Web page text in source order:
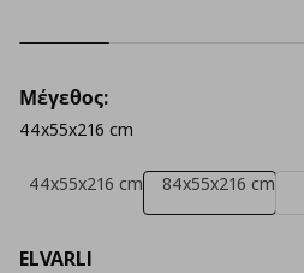
ELVARLI
Μέγεθος:
44x55x216 cm
44x55x216 cm 84x55x216 cm